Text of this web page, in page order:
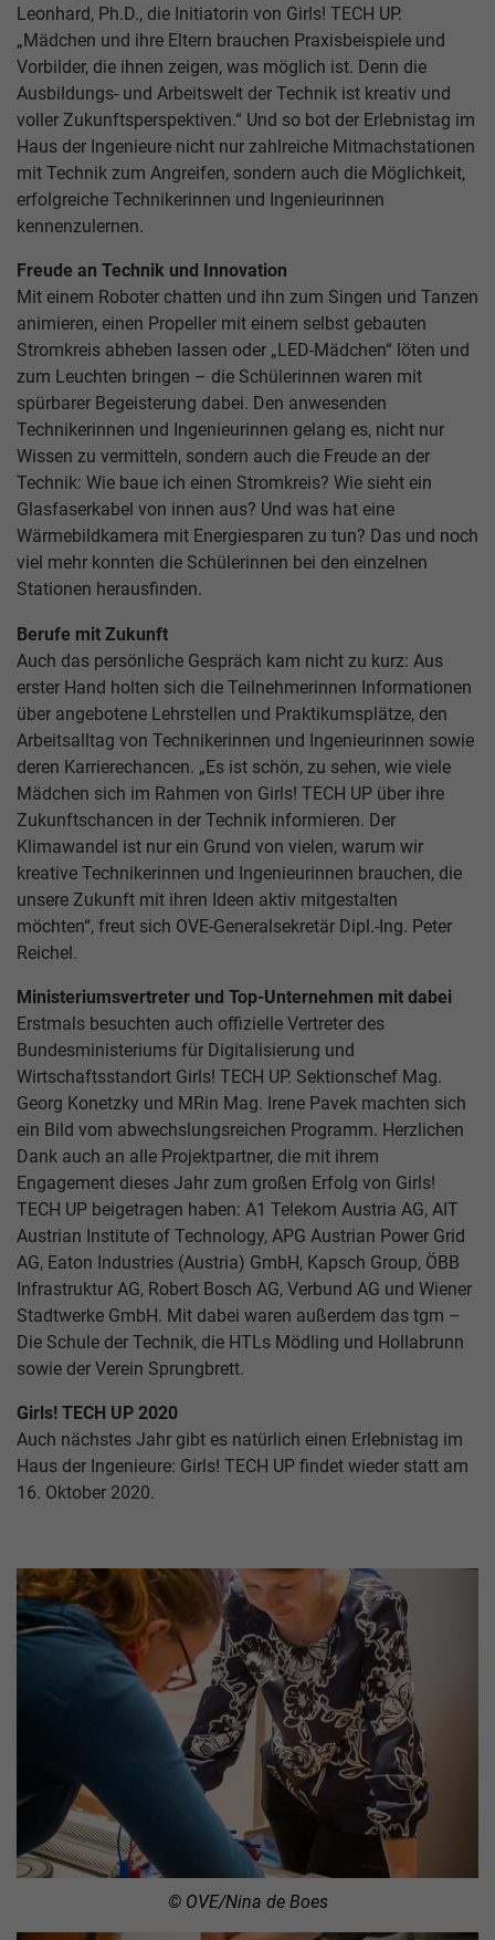
Leonhard, Ph.D., die Initiatorin von Girls! TECH UP.
„Mädchen und ihre Eltern brauchen Praxisbeispiele und
Vorbilder, die ihnen zeigen, was möglich ist. Denn die
Ausbildungs- und Arbeitswelt der Technik ist kreativ und
voller Zukunftsperspektiven.“ Und so bot der Erlebnistag im
Haus der Ingenieure nicht nur zahlreiche Mitmachstationen
mit Technik zum Angreifen, sondern auch die Möglichkeit,
erfolgreiche Technikerinnen und Ingenieurinnen
kennenzulernen.
Freude an Technik und Innovation
Mit einem Roboter chatten und ihn zum Singen und Tanzen
animieren, einen Propeller mit einem selbst gebauten
Stromkreis abheben lassen oder „LED-Mädchen“ löten und
zum Leuchten bringen – die Schülerinnen waren mit
spürbarer Begeisterung dabei. Den anwesenden
Technikerinnen und Ingenieurinnen gelang es, nicht nur
Wissen zu vermitteln, sondern auch die Freude an der
Technik: Wie baue ich einen Stromkreis? Wie sieht ein
Glasfaserkabel von innen aus? Und was hat eine
Wärmebildkamera mit Energiesparen zu tun? Das und noch
viel mehr konnten die Schülerinnen bei den einzelnen
Stationen herausfinden.
Berufe mit Zukunft
Auch das persönliche Gespräch kam nicht zu kurz: Aus
erster Hand holten sich die Teilnehmerinnen Informationen
über angebotene Lehrstellen und Praktikumsplätze, den
Arbeitsalltag von Technikerinnen und Ingenieurinnen sowie
deren Karrierechancen. „Es ist schön, zu sehen, wie viele
Mädchen sich im Rahmen von Girls! TECH UP über ihre
Zukunftschancen in der Technik informieren. Der
Klimawandel ist nur ein Grund von vielen, warum wir
kreative Technikerinnen und Ingenieurinnen brauchen, die
unsere Zukunft mit ihren Ideen aktiv mitgestalten
möchten“, freut sich OVE-Generalsekretär Dipl.-Ing. Peter
Reichel.
Ministeriumsvertreter und Top-Unternehmen mit dabei
Erstmals besuchten auch offizielle Vertreter des
Bundesministeriums für Digitalisierung und
Wirtschaftsstandort Girls! TECH UP. Sektionschef Mag.
Georg Konetzky und MRin Mag. Irene Pavek machten sich
ein Bild vom abwechslungsreichen Programm. Herzlichen
Dank auch an alle Projektpartner, die mit ihrem
Engagement dieses Jahr zum großen Erfolg von Girls!
TECH UP beigetragen haben: A1 Telekom Austria AG, AIT
Austrian Institute of Technology, APG Austrian Power Grid
AG, Eaton Industries (Austria) GmbH, Kapsch Group, ÖBB
Infrastruktur AG, Robert Bosch AG, Verbund AG und Wiener
Stadtwerke GmbH. Mit dabei waren außerdem das tgm –
Die Schule der Technik, die HTLs Mödling und Hollabrunn
sowie der Verein Sprungbrett.
Girls! TECH UP 2020
Auch nächstes Jahr gibt es natürlich einen Erlebnistag im
Haus der Ingenieure: Girls! TECH UP findet wieder statt am
16. Oktober 2020.
© OVE/Nina de Boes